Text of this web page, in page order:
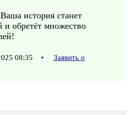
история станет
и обретёт множество
08:35 •
Заявить о